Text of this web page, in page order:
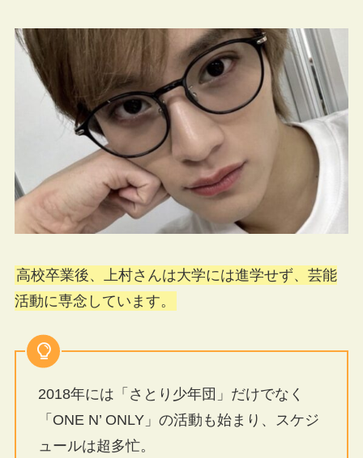
高校卒業後、上村さんは大学には進学せず、芸能
活動に専念しています。
2018年には「さとり少年団」だけでなく
「ONE N’ ONLY」の活動も始まり、スケジ
ュールは超多忙。